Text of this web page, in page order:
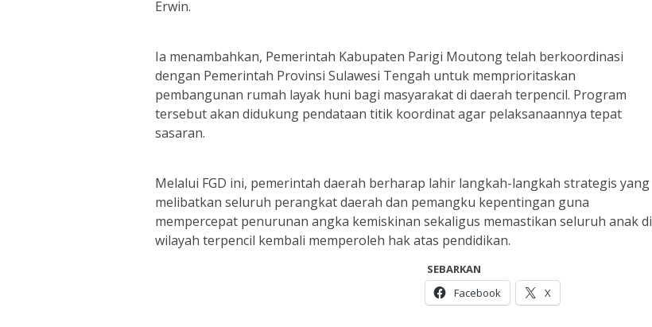
Erwin.
Ia menambahkan, Pemerintah Kabupaten Parigi Moutong telah berkoordinasi
dengan Pemerintah Provinsi Sulawesi Tengah untuk memprioritaskan
pembangunan rumah layak huni bagi masyarakat di daerah terpencil. Program
tersebut akan didukung pendataan titik koordinat agar pelaksanaannya tepat
sasaran.
Melalui FGD ini, pemerintah daerah berharap lahir langkah-langkah strategis yang
melibatkan seluruh perangkat daerah dan pemangku kepentingan guna
mempercepat penurunan angka kemiskinan sekaligus memastikan seluruh anak di
wilayah terpencil kembali memperoleh hak atas pendidikan.
SEBARKAN
Facebook
X